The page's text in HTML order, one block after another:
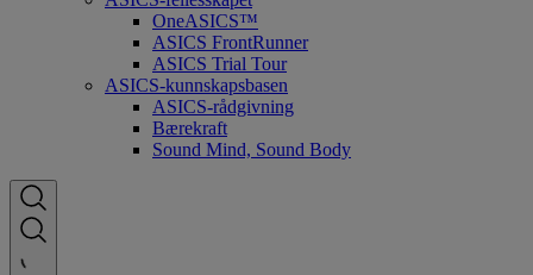
OneASICS™
ASICS FrontRunner
ASICS Trial Tour
ASICS-kunnskapsbasen
ASICS-rådgivning
Bærekraft
Sound Mind, Sound Body